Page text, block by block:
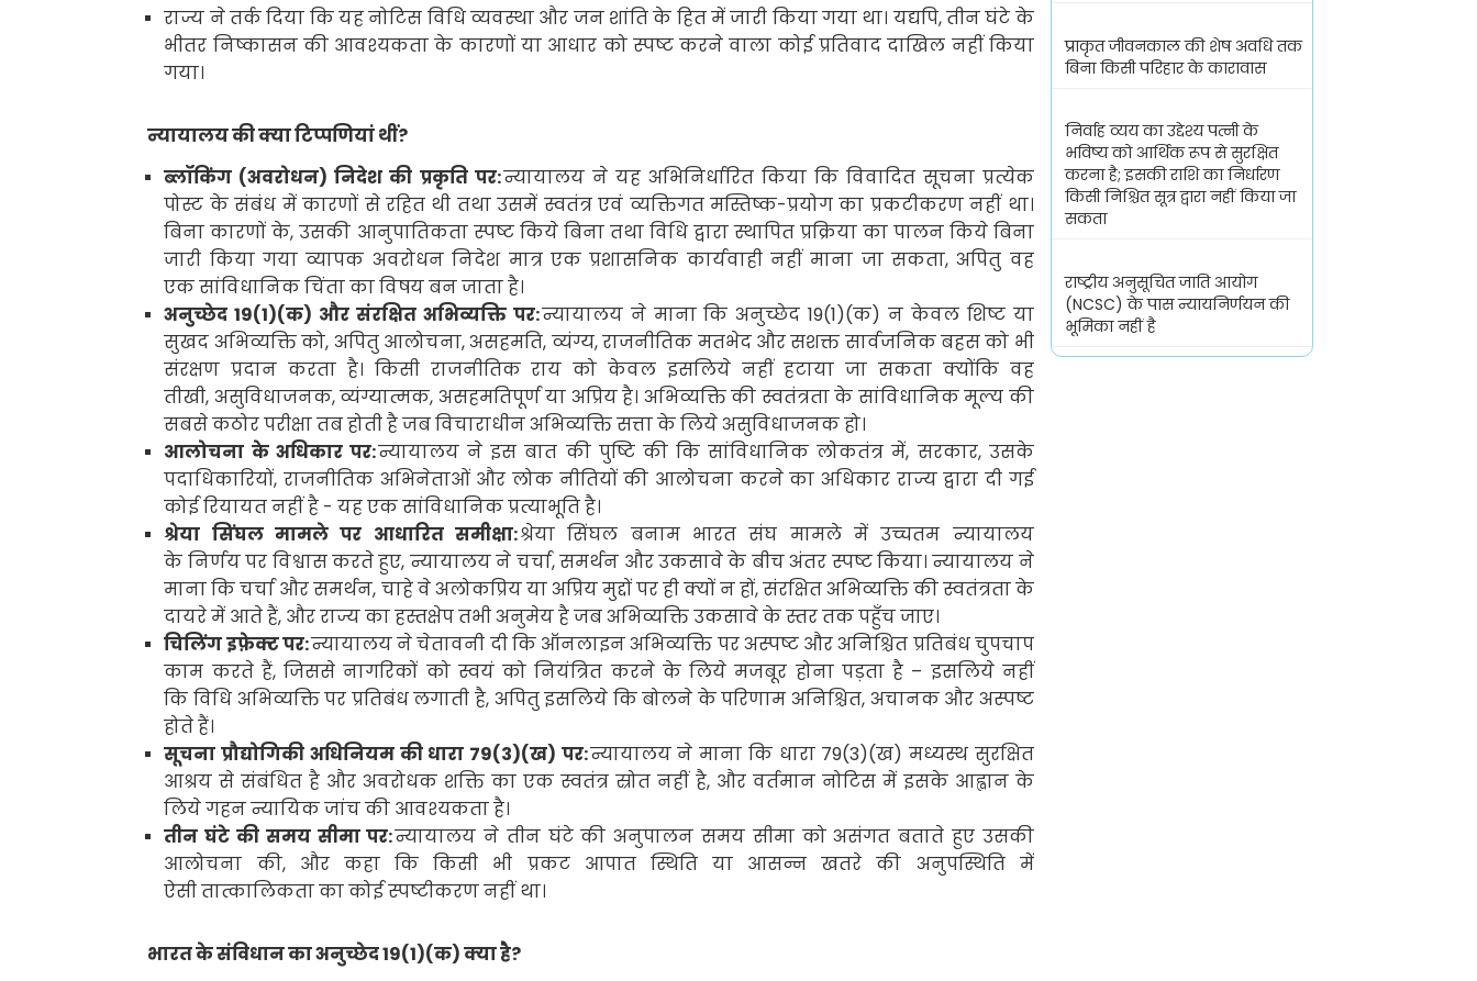
राज्य ने तर्क दिया कि यह नोटिस विधि व्यवस्था और जन शांति के हित में जारी किया गया था। यद्यपि,तीन घंटे के
भीतर निष्कासन की आवश्यकता के कारणों या आधार को स्पष्ट करने वाला कोई प्रतिवाद दाखिल नहीं किया
गया।
न्यायालय की क्या टिप्पणियां थीं?
ब्लॉकिंग (अवरोधन)निदेश की प्रकृति पर:न्यायालय ने यह अभिनिर्धारित किया कि विवादित सूचना प्रत्येक
पोस्ट के संबंध में कारणों से रहित थी तथा उसमें स्वतंत्र एवं व्यक्तिगत मस्तिष्क-प्रयोग का प्रकटीकरण नहीं था।
बिना कारणों के,उसकी आनुपातिकता स्पष्ट किये बिना तथा विधि द्वारा स्थापित प्रक्रिया का पालन किये बिना
जारी किया गया व्यापक अवरोधन निदेश मात्र एक प्रशासनिक कार्यवाही नहीं माना जा सकता,अपितु वह
एक सांविधानिक चिंता का विषय बन जाता है।
अनुच्छेद19(1)(क) और संरक्षित अभिव्यक्ति पर:न्यायालय ने माना कि अनुच्छेद19(1)(क) न केवल शिष्ट या
सुखद अभिव्यक्ति को, अपितु आलोचना,असहमति, व्यंग्य,राजनीतिक मतभेद और सशक्त सार्वजनिक बहस को भी
संरक्षण प्रदान करता है। किसी राजनीतिक राय को केवल इसलिये नहीं हटाया जा सकता क्योंकि वह
तीखी, असुविधाजनक,व्यंग्यात्मक, असहमतिपूर्ण या अप्रिय है। अभिव्यक्ति की स्वतंत्रता के सांविधानिक मूल्य की
सबसे कठोर परीक्षा तब होती है जब विचाराधीन अभिव्यक्ति सत्ता के लिये असुविधाजनक हो।
आलोचना के अधिकार पर:न्यायालय ने इस बात की पुष्टि की कि सांविधानिक लोकतंत्र में, सरकार, उसके
पदाधिकारियों,राजनीतिक अभिनेताओं और लोक नीतियों की आलोचना करने का अधिकार राज्य द्वारा दी गई
कोई रियायत नहीं है - यह एक सांविधानिकप्रत्याभूति है।
श्रेया सिंघल मामले पर आधारित समीक्षा:श्रेया सिंघल बनाम भारत संघ मामले में उच्चतम न्यायालय
के निर्णय पर विश्वास करते हुए, न्यायालय ने चर्चा,समर्थन और उकसावे के बीच अंतर स्पष्ट किया। न्यायालय ने
माना कि चर्चा और समर्थन, चाहे वे अलोकप्रिय या अप्रिय मुद्दों पर ही क्यों न हों,संरक्षित अभिव्यक्ति की स्वतंत्रता के
दायरे में आते हैं, और राज्य का हस्तक्षेप तभी अनुमेय है जब अभिव्यक्ति उकसावे के स्तर तक पहुँच जाए।
चिलिंग इफ़ेक्टपर:न्यायालय ने चेतावनी दी कि ऑनलाइन अभिव्यक्ति पर अस्पष्ट और अनिश्चित प्रतिबंध चुपचाप
काम करते हैं,जिससे नागरिकों को स्वयं को नियंत्रित करने के लिये मजबूर होना पड़ता है – इसलिये नहीं
कि विधि अभिव्यक्ति पर प्रतिबंध लगाती है, अपितु इसलिये कि बोलने के परिणाम अनिश्चित, अचानक और अस्पष्ट
होते हैं।
सूचना प्रौद्योगिकी अधिनियम की धारा 79(3)(ख) पर:न्यायालय ने माना कि धारा 79(3)(ख) मध्यस्थ सुरक्षित
आश्रय से संबंधित है और अवरोधक शक्ति का एक स्वतंत्र स्रोत नहीं है, और वर्तमान नोटिस में इसके आह्वान के
लिये गहन न्यायिक जांच की आवश्यकता है।
तीन घंटे की समय सीमा पर:न्यायालय ने तीन घंटे की अनुपालन समय सीमा को असंगत बताते हुए उसकी
आलोचना की, और कहा कि किसी भी प्रकट आपात स्थिति या आसन्न खतरे की अनुपस्थिति में
ऐसी तात्कालिकता का कोई स्पष्टीकरण नहीं था।
भारत के संविधान का अनुच्छेद19(1)(क) क्या है?
प्राकृत जीवनकाल की शेष अवधि तक
बिना किसी परिहार के कारावास
निर्वाह व्यय का उद्देश्य पत्नी के
भविष्य को आर्थिक रूप से सुरक्षित
करना है; इसकी राशि का निर्धारण
किसी निश्चित सूत्र द्वारा नहीं किया जा
सकता
राष्ट्रीय अनुसूचित जाति आयोग
(NCSC) के पास न्यायनिर्णयन की
भूमिका नहीं है